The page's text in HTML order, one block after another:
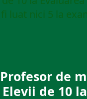
Profesor de
Elevii de 10